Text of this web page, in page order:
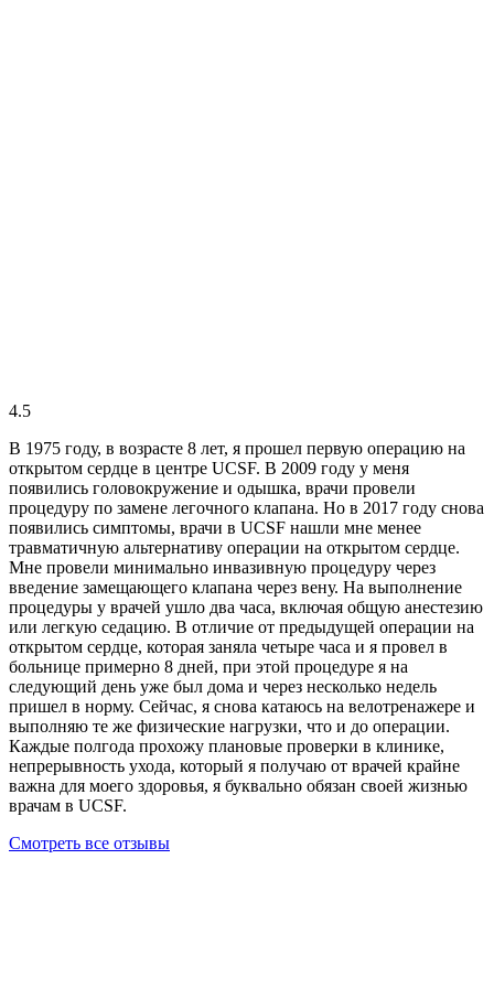
4.5
В 1975 году, в возрасте 8 лет, я прошел первую операцию на
открытом сердце в центре UCSF. В 2009 году у меня
появились головокружение и одышка, врачи провели
процедуру по замене легочного клапана. Но в 2017 году снова
появились симптомы, врачи в UCSF нашли мне менее
травматичную альтернативу операции на открытом сердце.
Мне провели минимально инвазивную процедуру через
введение замещающего клапана через вену. На выполнение
процедуры у врачей ушло два часа, включая общую анестезию
или легкую седацию. В отличие от предыдущей операции на
открытом сердце, которая заняла четыре часа и я провел в
больнице примерно 8 дней, при этой процедуре я на
следующий день уже был дома и через несколько недель
пришел в норму. Сейчас, я снова катаюсь на велотренажере и
выполняю те же физические нагрузки, что и до операции.
Каждые полгода прохожу плановые проверки в клинике,
непрерывность ухода, который я получаю от врачей крайне
важна для моего здоровья, я буквально обязан своей жизнью
врачам в UCSF.
Смотреть все отзывы